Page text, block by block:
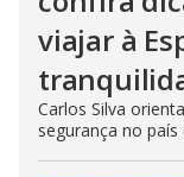
viajar à
Carlos Silva
segurança no país